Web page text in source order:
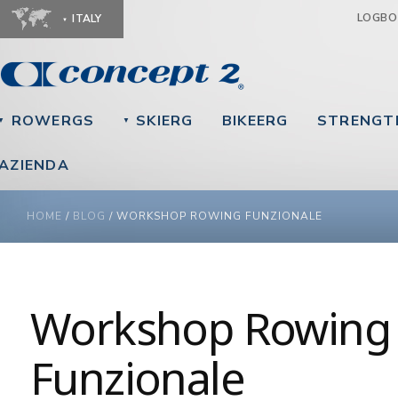
ITALY
ROWERGS ▼ SKIERG BIKEERG
YOU ARE HERE
HOME / BLOG / WORKSHOP ROWING FUNZIONALE
Workshop Rowing
Funzionale